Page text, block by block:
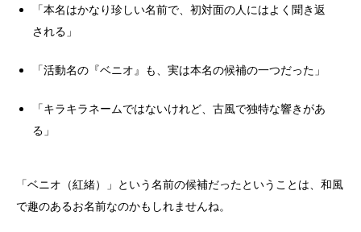
「本名はかなり珍しい名前で、初対面の人にはよく聞き返
される」
「活動名の『ベニオ』も、実は本名の候補の一つだった」
「キラキラネームではないけれど、古風で独特な響きがあ
る」
「ベニオ（紅緒）」という名前の候補だったということは、和風
で趣のあるお名前なのかもしれませんね。